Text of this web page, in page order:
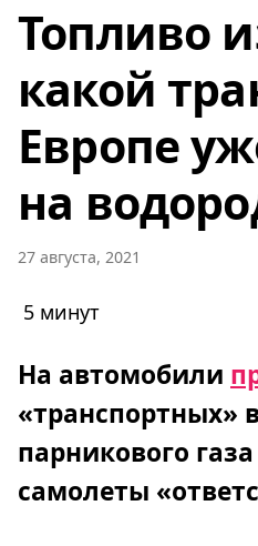
Топливо
какой
Европе
на
27 августа, 2021
5 минут
На автомобили
«транспортных»
парникового
самолеты